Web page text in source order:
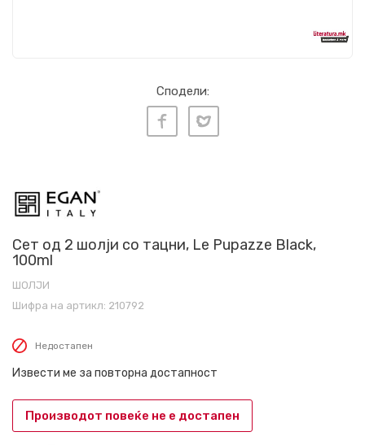
Сподели:
Сет од 2 шолји со тацни, Le Pupazze Black,
100ml
ШОЛЈИ
Шифра на артикл: 210792
Недостапен
Извести ме за повторна достапност
Производот повеќе не е достапен